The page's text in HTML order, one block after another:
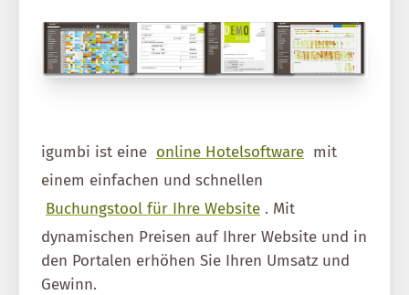
igumbi ist eine online Hotelsoftware mit
einem einfachen und schnellen
Buchungstool für Ihre Website . Mit
dynamischen Preisen auf Ihrer Website und in
den Portalen erhöhen Sie Ihren Umsatz und
Gewinn.